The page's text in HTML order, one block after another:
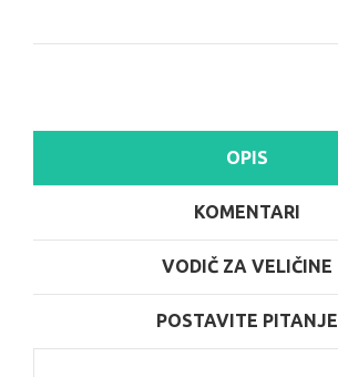
OPIS
KOMENTARI
VODIČ ZA VELIČINE
POSTAVITE PITANJE